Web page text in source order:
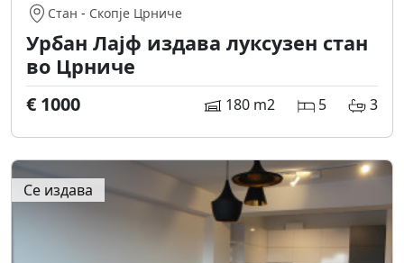
Стан - Скопје Црниче
Урбан Лајф издава луксузен стан
во Црниче
€ 1000 180 m2 5 3
Се издава